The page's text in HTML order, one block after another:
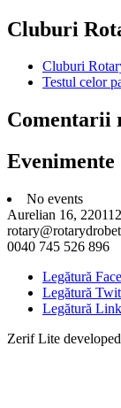
Cluburi
Cluburi
Testul celor
Comentarii
Evenimente
No events
Aurelian 16,
0040 745 526 896
Legătură
Legătură
Legătură
Zerif Lite